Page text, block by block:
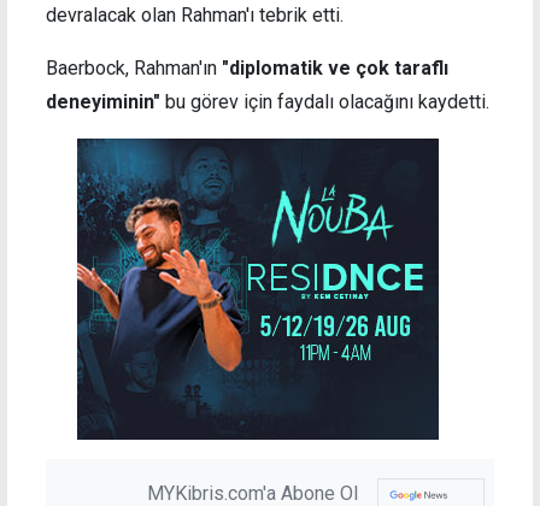
devralacak olan Rahman'ı tebrik etti.
Baerbock, Rahman'ın "diplomatik ve çok taraflı
deneyiminin" bu görev için faydalı olacağını kaydetti.
MYKibris.com'a Abone Ol